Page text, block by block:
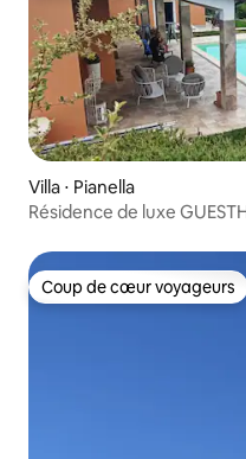
Villa ⋅ Pianella
Résidence de luxe
Coup de cœur voyageurs
Coup de cœur voyageurs